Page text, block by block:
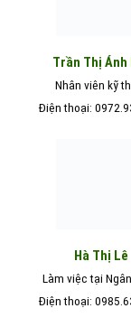
Trần Thị Ánh
Nhân viên kỹ
Điện thoại:
Hà Thị Lê
Làm việc tại
Điện thoại: